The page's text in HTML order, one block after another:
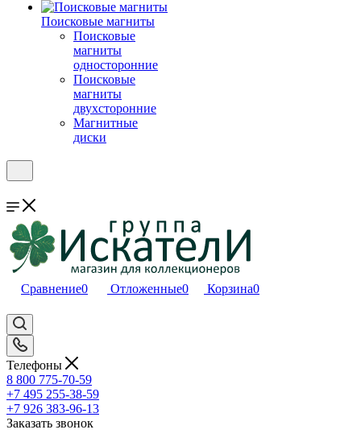
Поисковые магниты
Поисковые
магниты
односторонние
Поисковые
магниты
двухсторонние
Магнитные
диски
Сравнение0 Отложенные0 Корзина0
Телефоны
8 800 775-70-59
+7 495 255-38-59
+7 926 383-96-13
Заказать звонок